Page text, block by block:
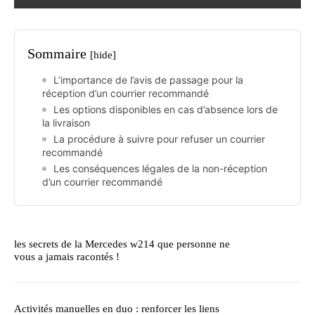
Sommaire [hide]
L’importance de l’avis de passage pour la
réception d’un courrier recommandé
Les options disponibles en cas d’absence lors de
la livraison
La procédure à suivre pour refuser un courrier
recommandé
Les conséquences légales de la non-réception
d’un courrier recommandé
les secrets de la Mercedes w214 que personne ne
vous a jamais racontés !
Activités manuelles en duo : renforcer les liens